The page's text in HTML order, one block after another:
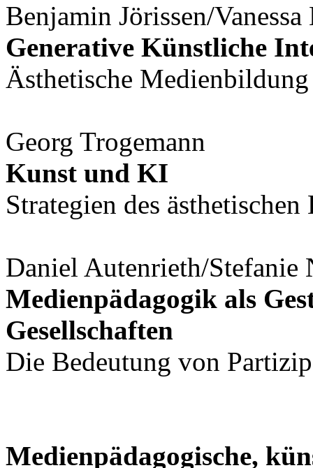
Benjamin Jörissen/Vanessa
Generative Künstliche
Ästhetische
Georg Trogemann
Kunst und KI
Strategien des
Daniel Autenrieth/Stefanie
Medienpädagogik als
Gesellschaften
Die Bedeutung von
Medienpädagogische,